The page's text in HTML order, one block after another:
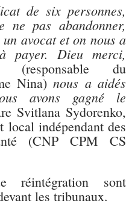
de six personnes,
ne pas abandonner,
avocat et on nous a
payer. Dieu merci,
(responsable du
Nina) nous a aidés
avons gagné le
Svitlana Sydorenko,
local indépendant des
(CNP CPM CS
réintégration sont
les tribunaux.